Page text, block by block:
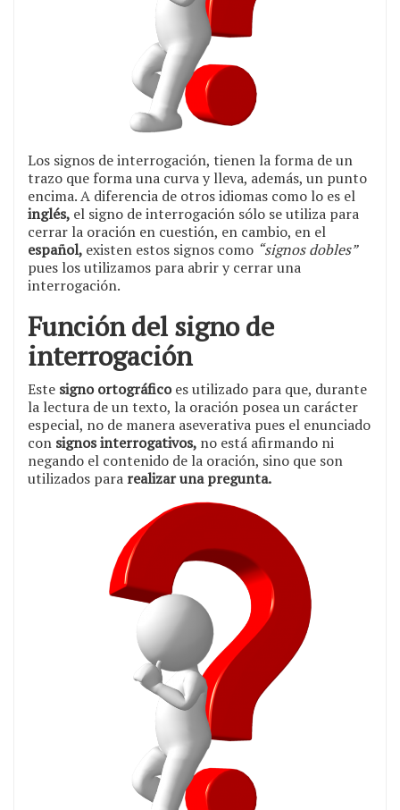
Los signos de interrogación, tienen la forma de un
trazo que forma una curva y lleva, además, un punto
encima. A diferencia de otros idiomas como lo es el
inglés, el signo de interrogación sólo se utiliza para
cerrar la oración en cuestión, en cambio, en el
español, existen estos signos como “signos dobles”
pues los utilizamos para abrir y cerrar una
interrogación.
Función del signo de
interrogación
Este signo ortográficoes utilizado para que, durante
la lectura de un texto, la oración posea un carácter
especial, no de manera aseverativa pues el enunciado
con signos interrogativos, no está afirmando ni
negando el contenido de la oración, sino que son
utilizados para realizar una pregunta.